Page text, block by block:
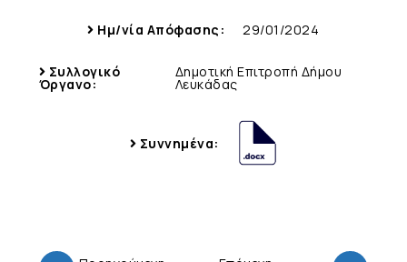
Ημ/νία Απόφασης: 29/01/2024
Συλλογικό
Όργανο:
Δημοτική Επιτροπή Δήμου
Λευκάδας
Συννημένα: